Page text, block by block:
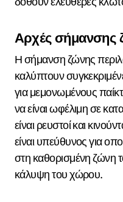
Αρχές σήμανσης
Η σήμανση ζώνης
καλύπτουν
για μεμονωμένους
να είναι ωφέλιμη σε
είναι ρευστοί και
είναι υπεύθυνος για
στη καθορισμένη ζώνη
κάλυψη του χώρου.